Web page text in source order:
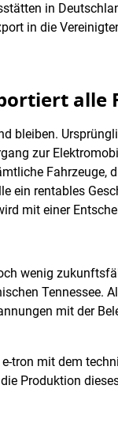
in
in die
alle
bleiben.
zur
ein rentables
mit einer
wenig
Tennessee.
mit der
tron mit dem
Produktion